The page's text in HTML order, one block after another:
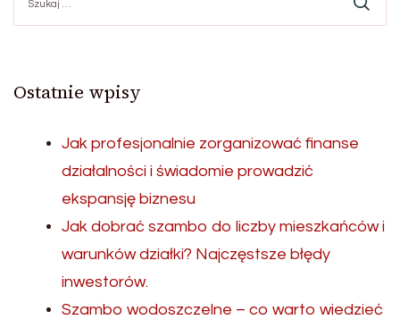
Ostatnie wpisy
Jak profesjonalnie zorganizować finanse
działalności i świadomie prowadzić
ekspansję biznesu
Jak dobrać szambo do liczby mieszkańców i
warunków działki? Najczęstsze błędy
inwestorów.
Szambo wodoszczelne – co warto wiedzieć